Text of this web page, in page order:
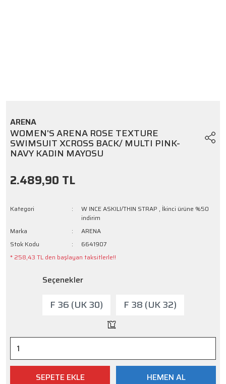
ARENA
WOMEN'S ARENA ROSE TEXTURE
SWIMSUIT XCROSS BACK/ MULTI PINK-
NAVY KADIN MAYOSU
2.489,90 TL
Kategori W INCE ASKILI/THIN STRAP , İkinci ürüne %50
indirim
Marka
ARENA
Stok Kodu
6641907
* 258,43 TL den başlayan taksitlerle!!
Seçenekler
F 36 (UK 30) F 38 (UK 32)
SEPETE EKLE HEMEN AL